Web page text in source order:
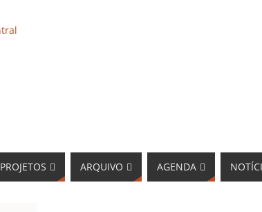
PROJETOS ARQUIVO AGENDA